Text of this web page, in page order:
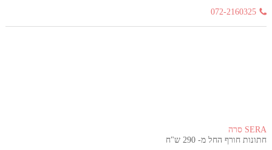
072-2160325
SERA סרה
חתונות חורף החל מ- 290 ש"ח